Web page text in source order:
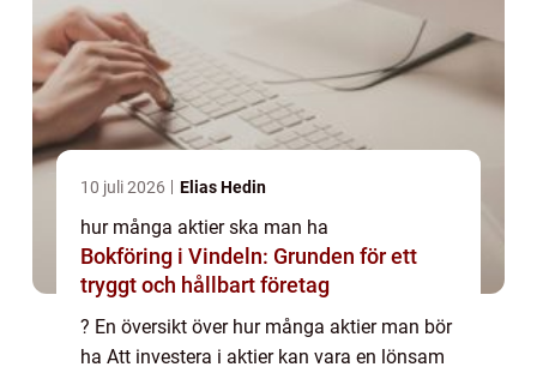
10 juli 2026 Elias Hedin
hur många aktier ska man ha
Bokföring i Vindeln: Grunden för ett
tryggt och hållbart företag
? En översikt över hur många aktier man bör
ha Att investera i aktier kan vara en lönsam